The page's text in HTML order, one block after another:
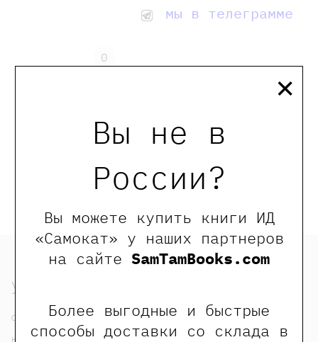
Вы не в
России?
Вы можете купить книги ИД
«Самокат» у наших партнеров
на сайте SamTamBooks.com
Более выгодные и быстрые
способы доставки со склада в
×
мы в телеграмме
0
Оставить отзыв
оставлять только зарегистрированные пользователи
сайта
узнать
о нас
контакты